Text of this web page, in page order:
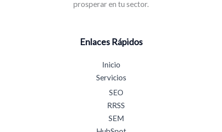
prosperar en tu sector.
Enlaces Rápidos
Inicio
Servicios
SEO
RRSS
SEM